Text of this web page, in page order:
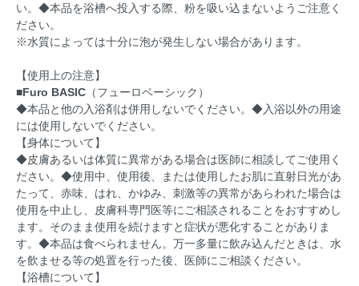
い。◆本品を浴槽へ投入する際、粉を吸い込まないようご注意く
ださい。
※水質によっては十分に泡が発生しない場合があります。
【使用上の注意】
■Furo BASIC （フューロベーシック）
◆本品と他の入浴剤は併用しないでください。◆入浴以外の用途
には使用しないでください。
【身体について】
◆皮膚あるいは体質に異常がある場合は医師に相談してご使用く
ださい。◆使用中、使用後、または使用したお肌に直射日光があ
たって、赤味、はれ、かゆみ、刺激等の異常があらわれた場合は
使用を中止し、皮膚科専門医等にご相談されることをおすすめし
ます。そのまま使用を続けますと症状が悪化することがありま
す。◆本品は食べられません。万一多量に飲み込んだときは、水
を飲ませる等の処置を行った後、医師にご相談ください。
【浴槽について】